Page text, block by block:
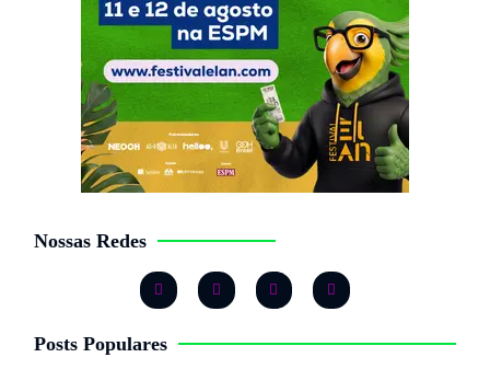
Nossas Redes
Posts Populares